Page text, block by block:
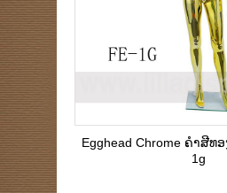
Egghead Chrome ຄໍາສີທອ
1g